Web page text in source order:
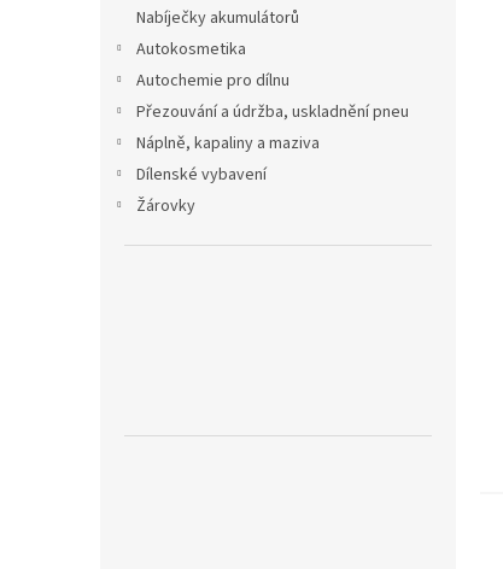
Nabíječky akumulátorů
Autokosmetika
Autochemie pro dílnu
Přezouvání a údržba, uskladnění pneu
Náplně, kapaliny a maziva
Dílenské vybavení
Žárovky